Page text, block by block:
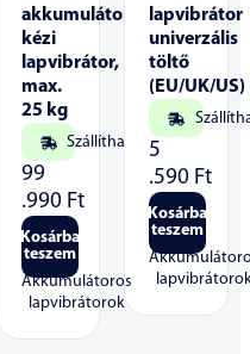
akkumulátoros
kézi
lapvibrátor,
max.
25 kg
Szállítható
99
.990 Ft
Kosárba
teszem
Akkumulátoros
lapvibrátorok
lapvibrátor
univerzális
töltő
(EU/UK/US)
5
.590 Ft
Kosárba
teszem